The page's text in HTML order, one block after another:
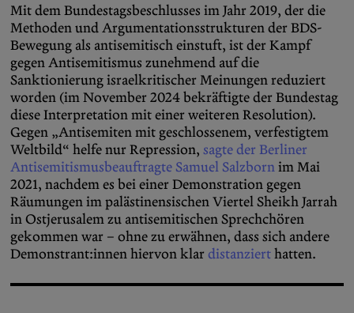
Mit dem Bundestagsbeschlusses im Jahr 2019, der die
Methoden und Argumentationsstrukturen der BDS-
Bewegung als antisemitisch einstuft, ist der Kampf
gegen Antisemitismus zunehmend auf die
Sanktionierung israelkritischer Meinungen reduziert
worden (im November 2024 bekräftigte der Bundestag
diese Interpretation mit einer weiteren Resolution).
Gegen „Antisemiten mit geschlossenem, verfestigtem
Weltbild“ helfe nur Repression, sagte der Berliner
Antisemitismusbeauftragte Samuel Salzbornim Mai
2021, nachdem es bei einer Demonstration gegen
Räumungen im palästinensischen Viertel Sheikh Jarrah
in Ostjerusalem zu antisemitischen Sprechchören
gekommen war – ohne zu erwähnen, dass sich andere
Demonstrant:innen hiervon klar distanzierthatten.